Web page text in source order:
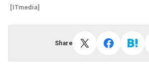
[ITmedia]
Share